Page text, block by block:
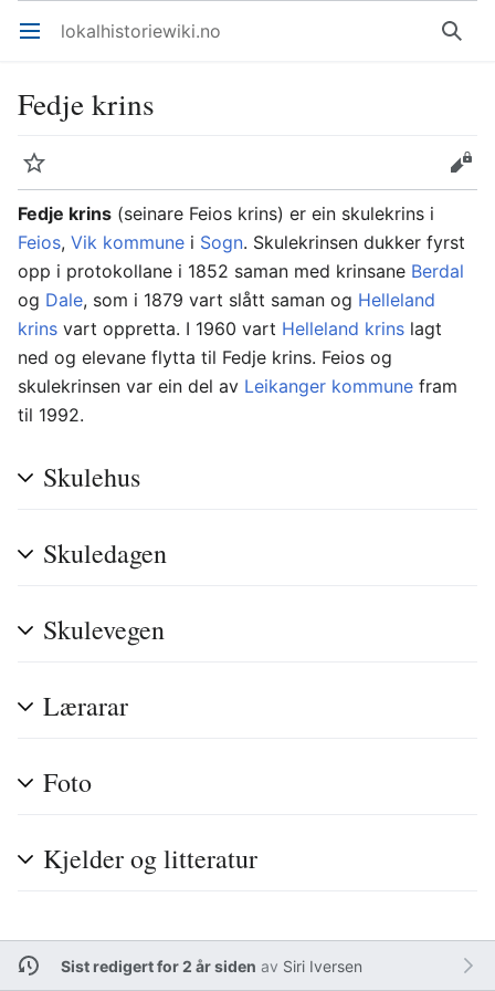
Åpne hovedmenyen lokalhistoriewiki.no Søk
Fedje krins
Overvåk
Rediger
Fedje krins (seinare Feios krins) er ein skulekrins i
Feios, Vik kommune i Sogn. Skulekrinsen dukker fyrst
opp i protokollane i 1852 saman med krinsane Berdal
og Dale, som i 1879 vart slått saman og Helleland
krins vart oppretta. I 1960 vart Helleland krins lagt
ned og elevane flytta til Fedje krins. Feios og
skulekrinsen var ein del av Leikanger kommune fram
til 1992.
Skulehus
Skuledagen
Skulevegen
Lærarar
Foto
Kjelder og litteratur
Sist redigert for 2 år siden av Siri Iversen